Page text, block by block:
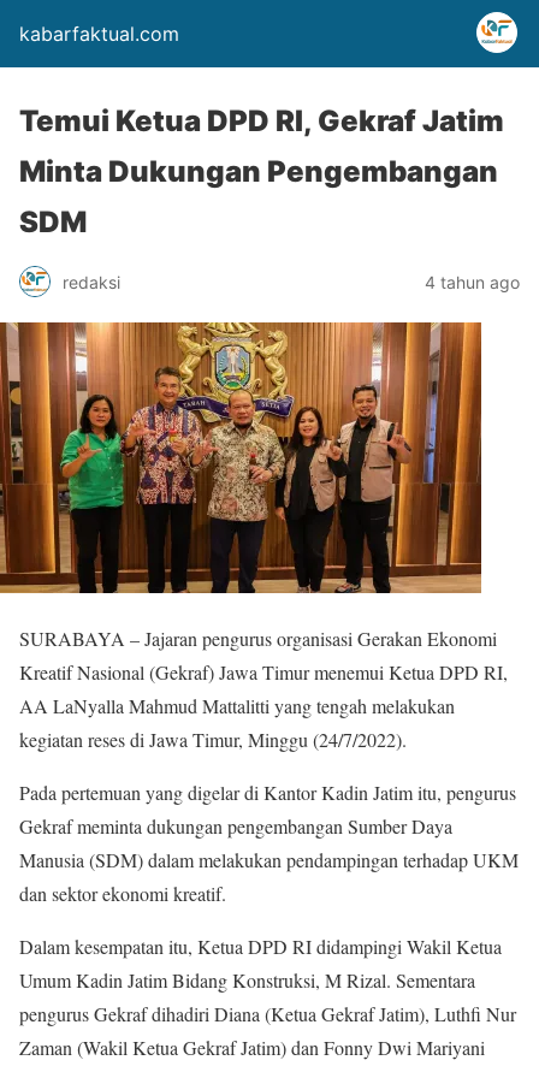
kabarfaktual.com
Temui Ketua DPD RI, Gekraf Jatim
Minta Dukungan Pengembangan
SDM
redaksi 4 tahun ago
SURABAYA – Jajaran pengurus organisasi Gerakan Ekonomi
Kreatif Nasional (Gekraf) Jawa Timur menemui Ketua DPD RI,
AA LaNyalla Mahmud Mattalitti yang tengah melakukan
kegiatan reses di Jawa Timur, Minggu (24/7/2022).
Pada pertemuan yang digelar di Kantor Kadin Jatim itu, pengurus
Gekraf meminta dukungan pengembangan Sumber Daya
Manusia (SDM) dalam melakukan pendampingan terhadap UKM
dan sektor ekonomi kreatif.
Dalam kesempatan itu, Ketua DPD RI didampingi Wakil Ketua
Umum Kadin Jatim Bidang Konstruksi, M Rizal. Sementara
pengurus Gekraf dihadiri Diana (Ketua Gekraf Jatim), Luthfi Nur
Zaman (Wakil Ketua Gekraf Jatim) dan Fonny Dwi Mariyani